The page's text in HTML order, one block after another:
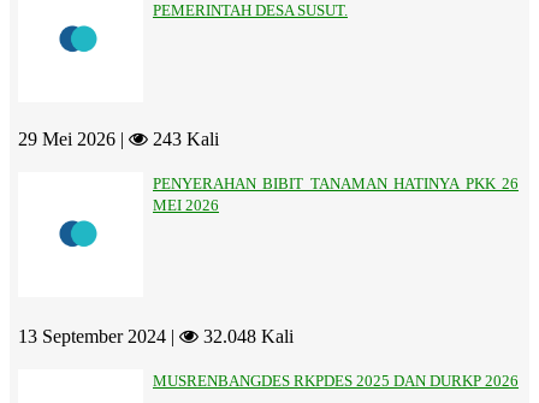
PEMERINTAH DESA SUSUT.
29 Mei 2026 | 243 Kali
PENYERAHAN BIBIT TANAMAN HATINYA PKK 26
MEI 2026
13 September 2024 | 32.048 Kali
MUSRENBANGDES RKPDES 2025 DAN DURKP 2026